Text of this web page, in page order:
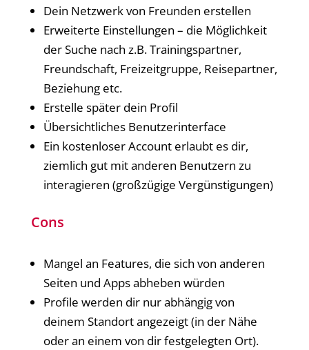
Dein Netzwerk von Freunden erstellen
Erweiterte Einstellungen – die Möglichkeit
der Suche nach z.B. Trainingspartner,
Freundschaft, Freizeitgruppe, Reisepartner,
Beziehung etc.
Erstelle später dein Profil
Übersichtliches Benutzerinterface
Ein kostenloser Account erlaubt es dir,
ziemlich gut mit anderen Benutzern zu
interagieren (großzügige Vergünstigungen)
Cons
Mangel an Features, die sich von anderen
Seiten und Apps abheben würden
Profile werden dir nur abhängig von
deinem Standort angezeigt (in der Nähe
oder an einem von dir festgelegten Ort).